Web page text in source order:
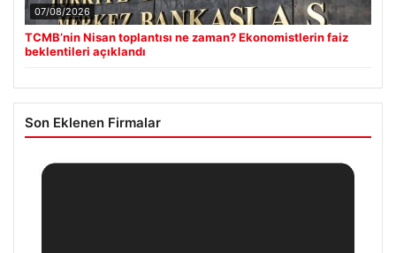
07/08/2026
TCMB’nin Nisan toplantısı ne zaman? Ekonomistlerin faiz
beklentileri açıklandı
Son Eklenen Firmalar